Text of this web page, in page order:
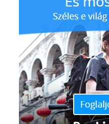
Mi a baj ezzel a
fényképezőgéppel
Azzal, hogy PONT ott
PONT olyan igényeim
gépem már csak